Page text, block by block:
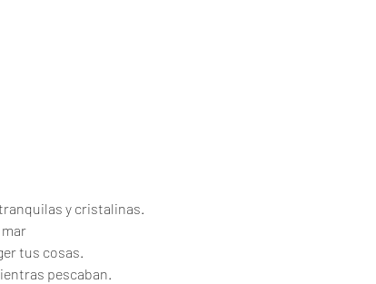
y cristalinas.
tus cosas.
pescaban.